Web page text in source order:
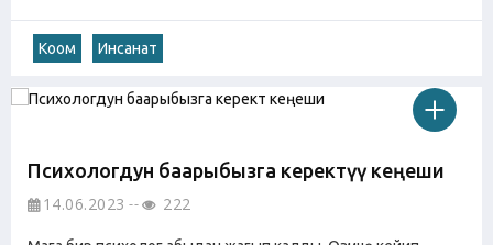
Коом Инсанат
Психологдун баарыбызга керектүү кеңеши
14.06.2023 222